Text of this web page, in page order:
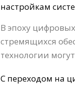
настройкам
В эпоху
стремящихся
технологии
С переходом на